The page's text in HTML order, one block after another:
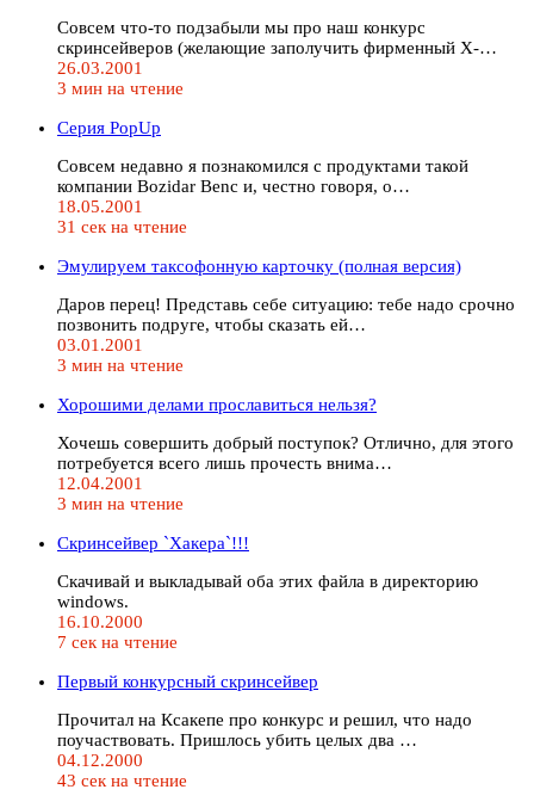
Совсем что-то подзабыли мы про наш конкурс
скринсейверов (желающие заполучить фирменный Х-…
26.03.2001
3 мин на чтение
Серия PopUp
Совсем недавно я познакомился с продуктами такой
компании Bozidar Benc и, честно говоря, о…
18.05.2001
31 сек на чтение
Эмулируем таксофонную карточку (полная версия)
Даров перец! Представь себе ситуацию: тебе надо срочно
позвонить подруге, чтобы сказать ей…
03.01.2001
3 мин на чтение
Хорошими делами прославиться нельзя?
Хочешь совершить добрый поступок? Отлично, для этого
потребуется всего лишь прочесть внима…
12.04.2001
3 мин на чтение
Скринсейвер `Хакера`!!!
Скачивай и выкладывай оба этих файла в директорию
windows.
16.10.2000
7 сек на чтение
Первый конкурсный скринсейвер
Прочитал на Ксакепе про конкурс и решил, что надо
поучаствовать. Пришлось убить целых два …
04.12.2000
43 сек на чтение